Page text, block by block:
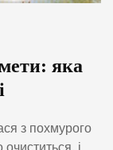
яка
з похмурого
і